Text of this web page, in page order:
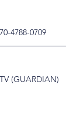
4788-0709
(GUARDIAN)